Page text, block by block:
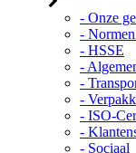
- Onze
-
- HSSE
-
-
-
- ISO-
-
- Sociaal